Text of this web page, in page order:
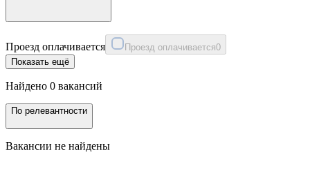
Проезд оплачивается Проезд оплачивается0
Показать ещё
Найдено 0 вакансий
По релевантности
Вакансии не найдены